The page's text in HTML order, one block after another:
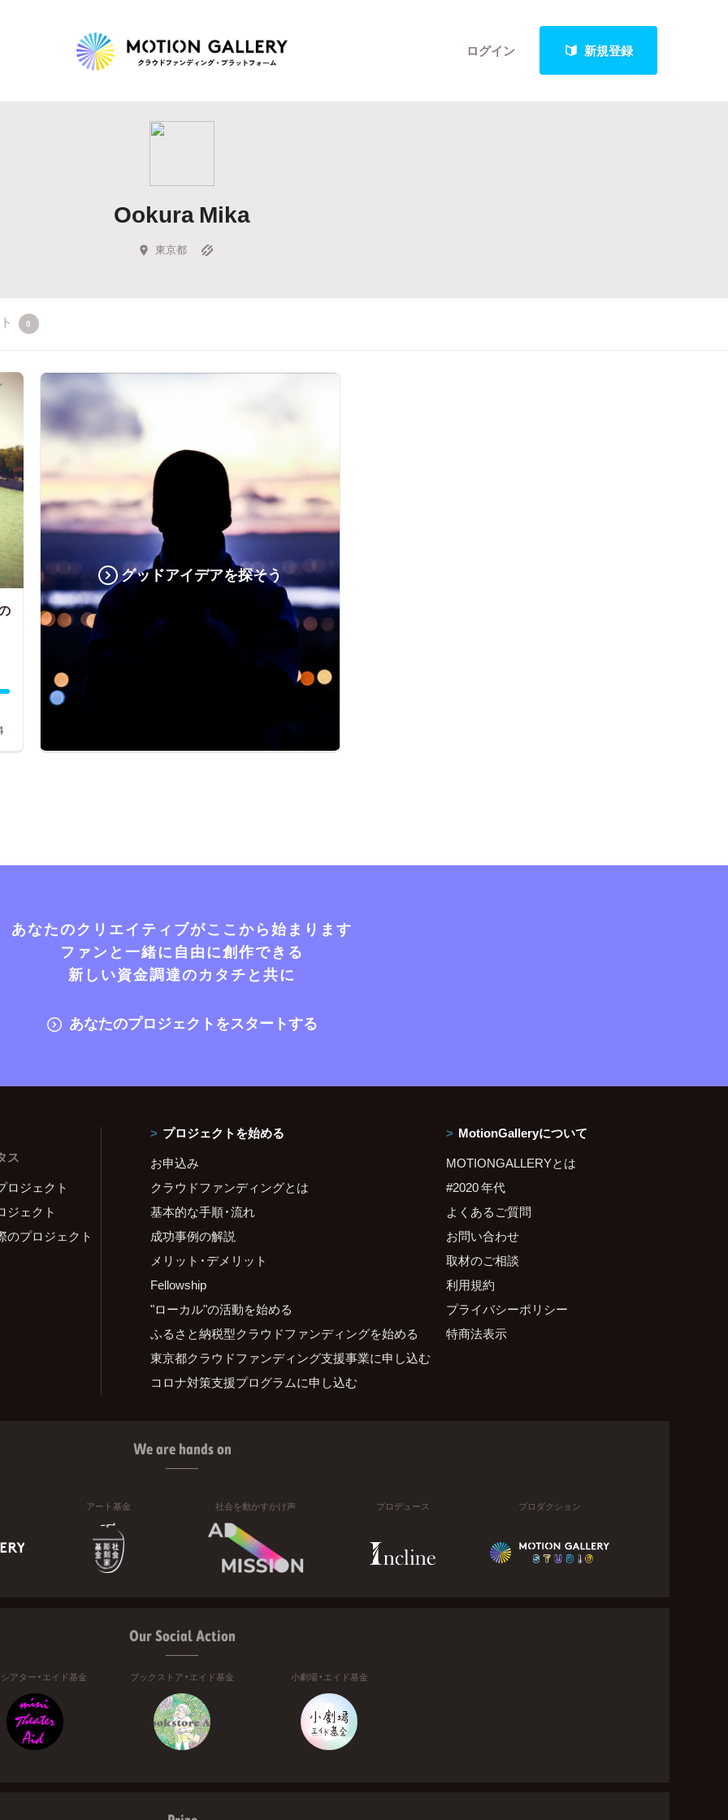
ログイン 新規登録
Highlight
Feature
キュレーターから探す
Ookura Mika
東京都
0
グッドアイデアを探そう
あなたのクリエイティブがここから始まります
ファンと一緒に自由に創作できる
新しい資金調達のカタチと共に
あなたのプロジェクトをスタートする
ス
ロジェクト
ジェクト
のプロジェクト
プロジェクトを始める
お申込み
クラウドファンディングとは
基本的な手順・流れ
成功事例の解説
メリット・デメリット
Fellowship
"ローカル"の活動を始める
ふるさと納税型クラウドファンディングを始める
東京都クラウドファンディング支援事業に申し込む
コロナ対策支援プログラムに申し込む
MotionGalleryについて
MOTIONGALLERYとは
#2020 年代
よくあるご質問
お問い合わせ
取材のご相談
利用規約
プライバシーポリシー
特商法表示
We are hands on
アート基金 社会を動かすかけ声 プロデュース プロダクション
Our Social Action
アター・エイド基金 ブックストア・エイド基金 小劇場・エイド基金